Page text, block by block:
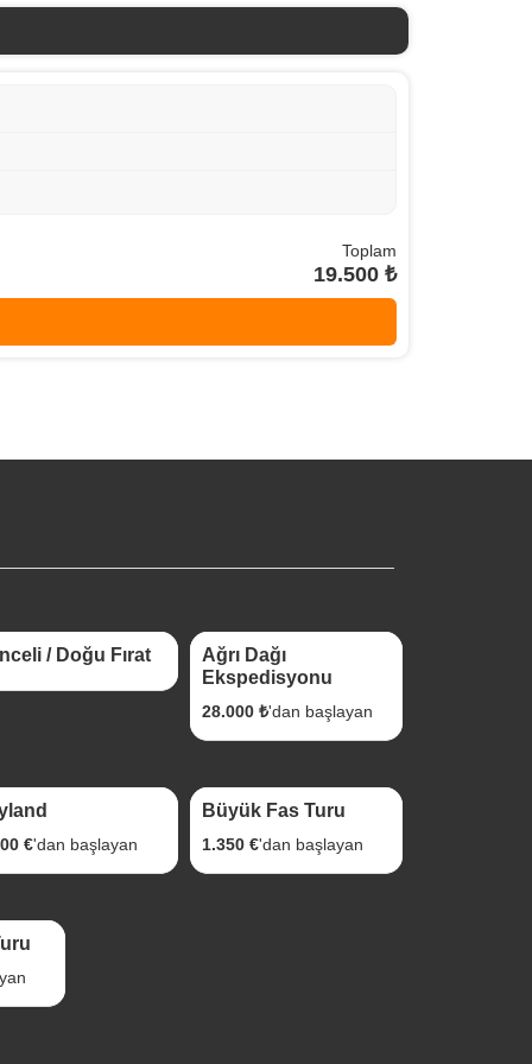
Toplam
19.500 ₺
/ Doğu Fırat
Ağrı Dağı
Ekspedisyonu
28.000 ₺'dan başlayan
€'dan başlayan
Büyük Fas Turu
1.350 €'dan başlayan